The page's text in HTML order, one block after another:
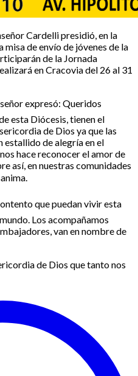
Cardelli presidió, en la
de envío de jóvenes de la
de la Jornada
en Cracovia del 26 al 31
expresó: Queridos
esta Diócesis, tienen el
de Dios ya que las
estallido de alegría en el
hace reconocer el amor de
así, en nuestras comunidades
que puedan vivir esta
Los acompañamos
van en nombre de
de Dios que tanto nos